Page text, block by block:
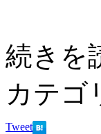
続きを
カテゴ
Tweet